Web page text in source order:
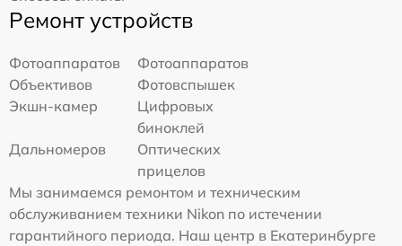
Ремонт устройств
Фотоаппаратов
Фотоаппаратов
Объективов
Фотовспышек
Экшн-камер
Цифровых
биноклей
Дальномеров
Оптических
прицелов
Мы занимаемся ремонтом и техническим
обслуживанием техники Nikon по истечении
гарантийного периода. Наш центр в Екатеринбурге